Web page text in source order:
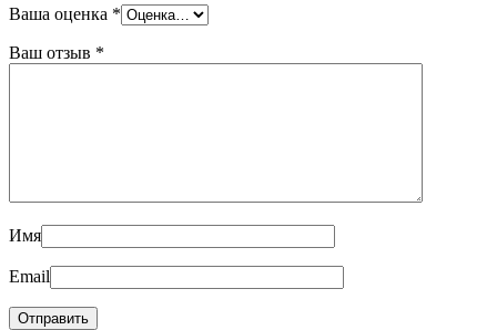
Ваша оценка *
Ваш отзыв *
Имя
Email